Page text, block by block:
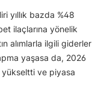
yıllık bazda %48
ilaçlarına yönelik
alımlarla ilgili giderler
yaşasa da, 2026
yükseltti ve piyasa